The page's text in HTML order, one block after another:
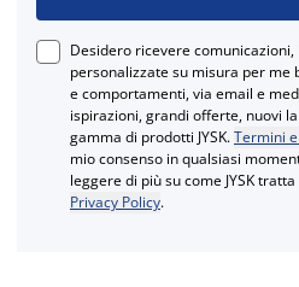
Desidero ricevere
personalizzate su misura per me
e comportamenti, via email e
ispirazioni, grandi offerte, nuovi
gamma di prodotti JYSK.Termini
mio consenso in qualsiasi
leggere di più su come JYSK
Privacy Policy.